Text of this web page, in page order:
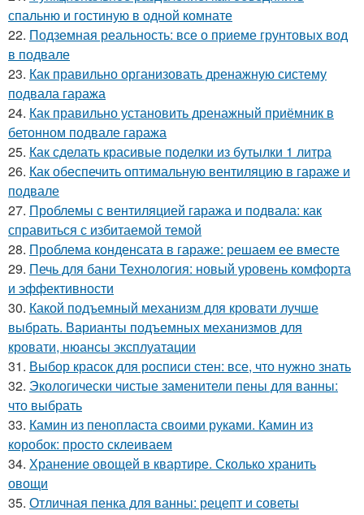
спальню и гостиную в одной комнате
22. Подземная реальность: все о приеме грунтовых вод
в подвале
23. Как правильно организовать дренажную систему
подвала гаража
24. Как правильно установить дренажный приёмник в
бетонном подвале гаража
25. Как сделать красивые поделки из бутылки 1 литра
26. Как обеспечить оптимальную вентиляцию в гараже и
подвале
27. Проблемы с вентиляцией гаража и подвала: как
справиться с избитаемой темой
28. Проблема конденсата в гараже: решаем ее вместе
29. Печь для бани Технология: новый уровень комфорта
и эффективности
30. Какой подъемный механизм для кровати лучше
выбрать. Варианты подъемных механизмов для
кровати, нюансы эксплуатации
31. Выбор красок для росписи стен: все, что нужно знать
32. Экологически чистые заменители пены для ванны:
что выбрать
33. Камин из пенопласта своими руками. Камин из
коробок: просто склеиваем
34. Хранение овощей в квартире. Сколько хранить
овощи
35. Отличная пенка для ванны: рецепт и советы